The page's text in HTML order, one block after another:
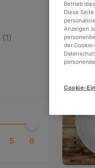
(1)
5 6
Betrieb
Diese
Anzeigen
der
Cookie-